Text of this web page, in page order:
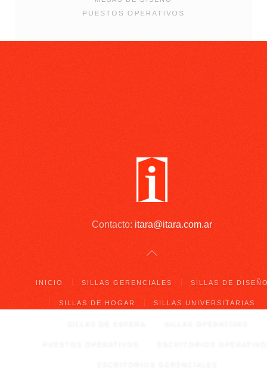
PUESTOS OPERATIVOS
Contacto: itara@itara.com.ar
INICIO SILLAS GERENCIALES SILLAS DE
SILLAS DE HOGAR SILLAS UNIVERSITARIAS